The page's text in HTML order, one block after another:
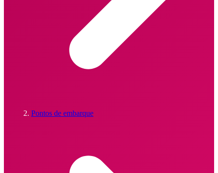
Pontos de embarque